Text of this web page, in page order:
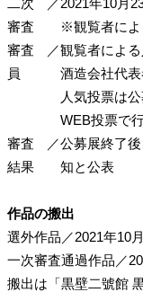
審査
※観覧者に
審査
員
／観覧者によ
酒造会社代
人気投票は
WEB投票で
審査
結果
／公募展終了
知と公表
作品の搬出
選外作品／2021年10
一次審査通過作品／
搬出は「黒壁二號館